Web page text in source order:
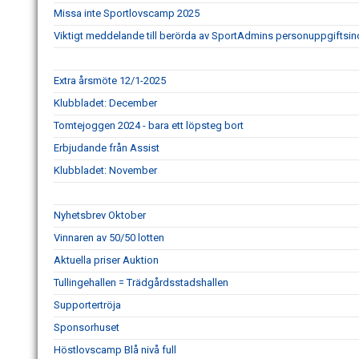
Missa inte Sportlovscamp 2025
Viktigt meddelande till berörda av SportAdmins
Extra årsmöte 12/1-2025
Klubbladet: December
Tomtejoggen 2024 - bara ett löpsteg bort
Erbjudande från Assist
Klubbladet: November
Nyhetsbrev Oktober
Vinnaren av 50/50 lotten
Aktuella priser Auktion
Tullingehallen = Trädgårdsstadshallen
Supportertröja
Sponsorhuset
Höstlovscamp Blå nivå full